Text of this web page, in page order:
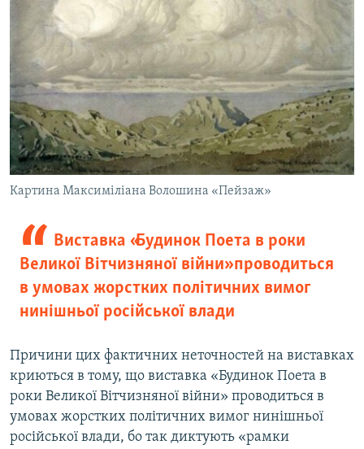
Картина Максиміліана Волошина «Пейзаж»
Виставка «Будинок Поета в роки
Великої Вітчизняної війни» проводиться
в умовах жорстких політичних вимог
нинішньої російської влади
Причини цих фактичних неточностей на виставках
криються в тому, що виставка «Будинок Поета в
роки Великої Вітчизняної війни» проводиться в
умовах жорстких політичних вимог нинішньої
російської влади, бо так диктують «рамки